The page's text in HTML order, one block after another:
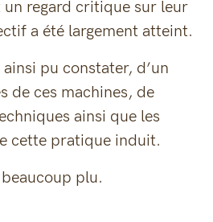
regard critique sur leur
a été largement atteint.
pu constater, d’un
de ces machines, de
ainsi que les
cette pratique induit.
beaucoup plu.